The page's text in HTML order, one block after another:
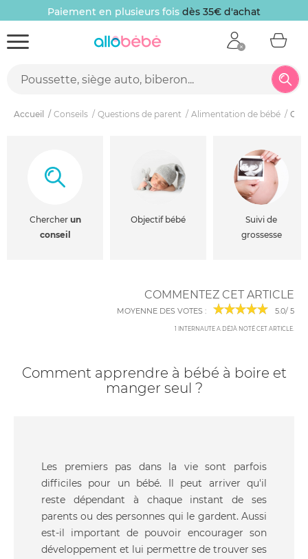
Paiement en plusieurs fois dès 35€ d'achat
Accueil Conseils Questions de parent Alimentation de bébé
Chercher un
conseil
Objectif bébé
Suivi de
grossesse
COMMENTEZ CET ARTICLE
MOYENNE DES VOTES : 5.0/ 5
1 INTERNAUTE A DÉJÀ NOTÉ CET ARTICLE.
Comment apprendre à bébé à boire et
manger seul ?
Les premiers pas dans la vie sont parfois
difficiles pour un bébé. Il peut arriver qu'il
reste dépendant à chaque instant de ses
parents ou des personnes qui le gardent. Aussi
est-il important de pouvoir encourager son
développement et lui permettre de trouver ses